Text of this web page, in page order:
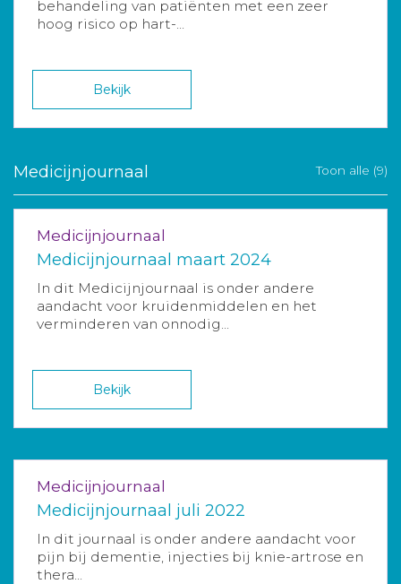
behandeling van patiënten met een zeer
hoog risico op hart-...
Bekijk
Medicijnjournaal Toon alle (9)
Medicijnjournaal
Medicijnjournaal maart 2024
In dit Medicijnjournaal is onder andere
aandacht voor kruidenmiddelen en het
verminderen van onnodig...
Bekijk
Medicijnjournaal
Medicijnjournaal juli 2022
In dit journaal is onder andere aandacht voor
pijn bij dementie, injecties bij knie-artrose en
thera...